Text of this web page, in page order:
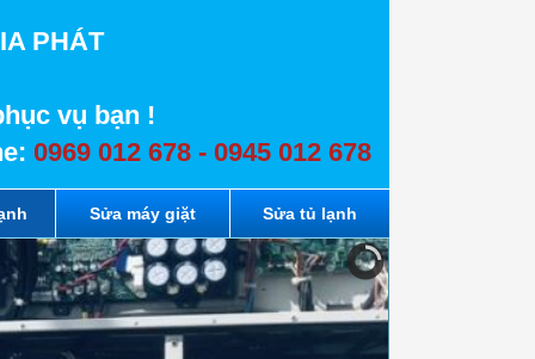
PHÁT
vụ bạn !
0969 012 678 - 0945 012 678
Sửa máy giặt Sửa tủ lạnh